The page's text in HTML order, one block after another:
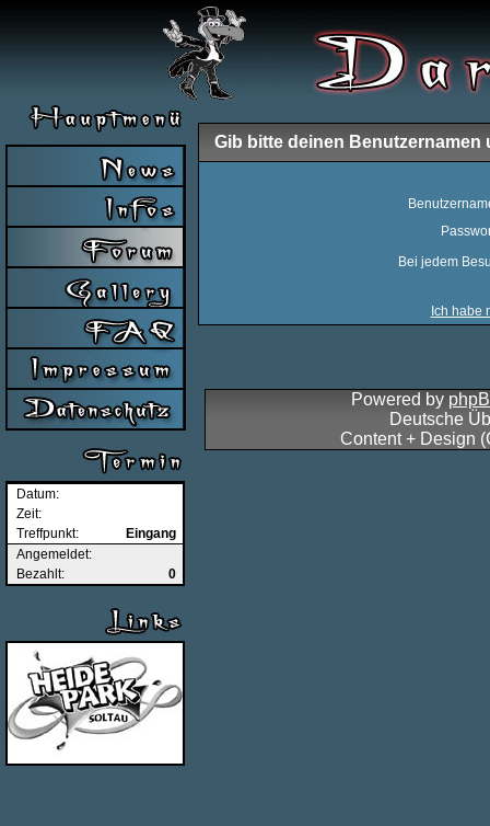
Datum:
Zeit:
Treffpunkt:
Eingang
Angemeldet:
Bezahlt:
0
Gib bitte deinen
Bei jedem
Ich habe
Powered by
Deutsche
Content + Design